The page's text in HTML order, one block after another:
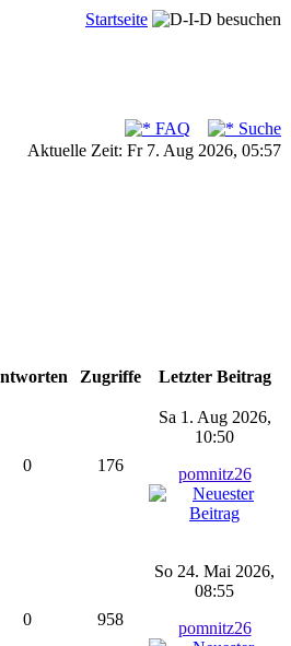
Startseite
FAQ
Suche
Aktuelle Zeit: Fr 7. Aug 2026, 05:57
Zugriffe Letzter Beitrag
0 176
Sa 1. Aug 2026,
10:50
pomnitz26
0 958
So 24. Mai 2026,
08:55
pomnitz26